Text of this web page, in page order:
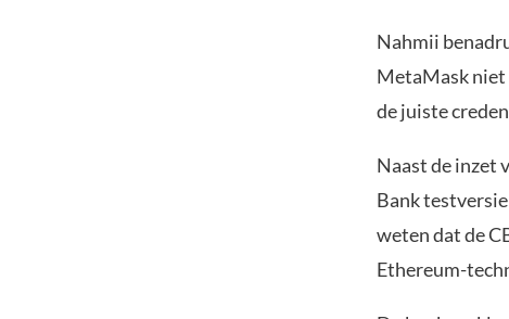
Nahmii
MetaMask niet
de juiste
Naast de inzet
Bank
weten dat de
Ethereum-